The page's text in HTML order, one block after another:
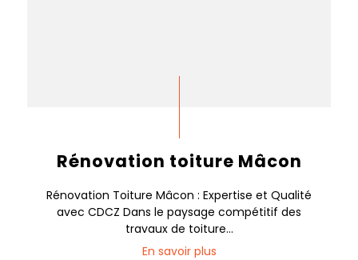
Rénovation toiture Mâcon
Rénovation Toiture Mâcon : Expertise et Qualité
avec CDCZ Dans le paysage compétitif des
travaux de toiture...
En savoir plus